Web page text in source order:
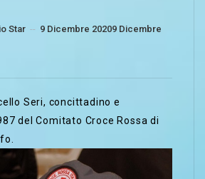
Star -- 9 Dicembre 20209 Dicembre
Seri, concittadino e
del Comitato Croce Rossa di